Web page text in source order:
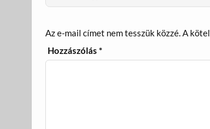
Az e-mail címet nem tesszük közzé.A
Hozzászólás*